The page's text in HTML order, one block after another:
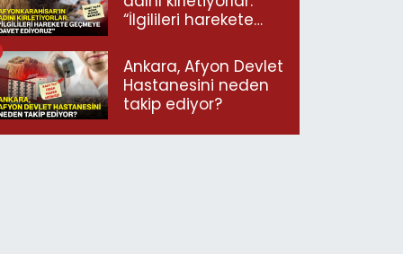
“İlgilileri harekete
ediyoruz”
Ankara, Afyon Devlet
Hastanesini neden
takip ediyor?